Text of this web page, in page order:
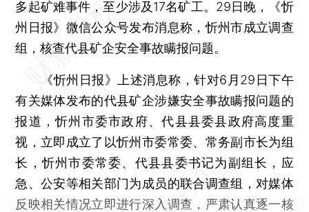
多起矿难事件，至少涉及17名矿工。29日晚，《忻
州日报》微信公众号发布消息称，忻州市成立调查
组，核查代县矿企安全事故瞒报问题。
《忻州日报》上述消息称，针对6月29日下午
有关媒体发布的代县矿企涉嫌安全事故瞒报问题的
报道，忻州市委市政府、代县县委县政府高度重
视，立即成立了以忻州市委常委、常务副市长为组
长，忻州市委常委、代县县委书记为副组长，应
急、公安等相关部门为成员的联合调查组，对媒体
反映相关情况立即进行深入调查，严肃认真逐一核